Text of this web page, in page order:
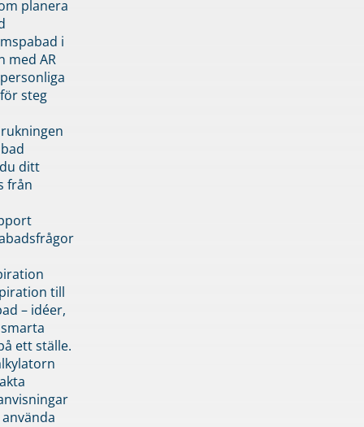
planera
i
med AR
steg
ditt
från
till
– idéer,
ett ställe.